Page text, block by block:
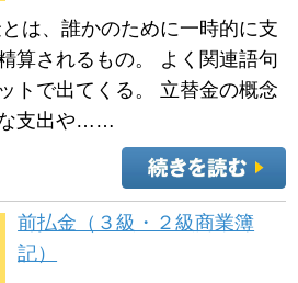
は、誰かのために一時的に支
算されるもの。 よく関連語句
トで出てくる。 立替金の概念
な支出や……
前払金（３級・２級商業簿
記）